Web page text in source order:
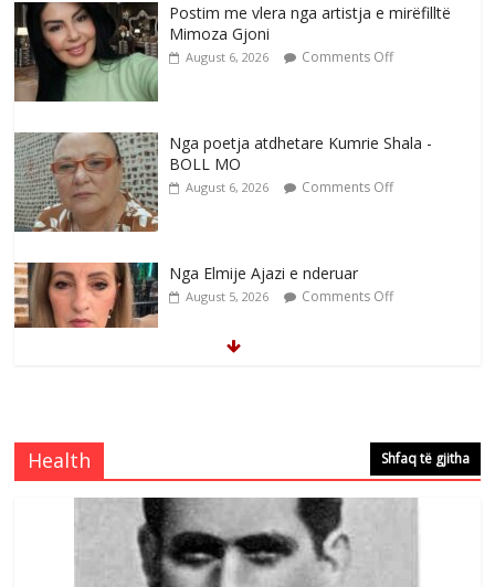
Postim me vlera nga artistja e mirëfilltë
Mimoza Gjoni
August 6, 2026 Comments Off
Nga poetja atdhetare Kumrie Shala -
BOLL MO
August 6, 2026 Comments Off
Nga Elmije Ajazi e nderuar
August 5, 2026 Comments Off
Comments Off
Çlirimtari Mentor Mushkolaj nderohet
me mirenjohje nga Xhevdet Qeriqi Dega
e invalidëve në Fushë Kosovë
Health Shfaq të gjitha